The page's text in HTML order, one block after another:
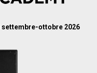
settembre-ottobre 2026